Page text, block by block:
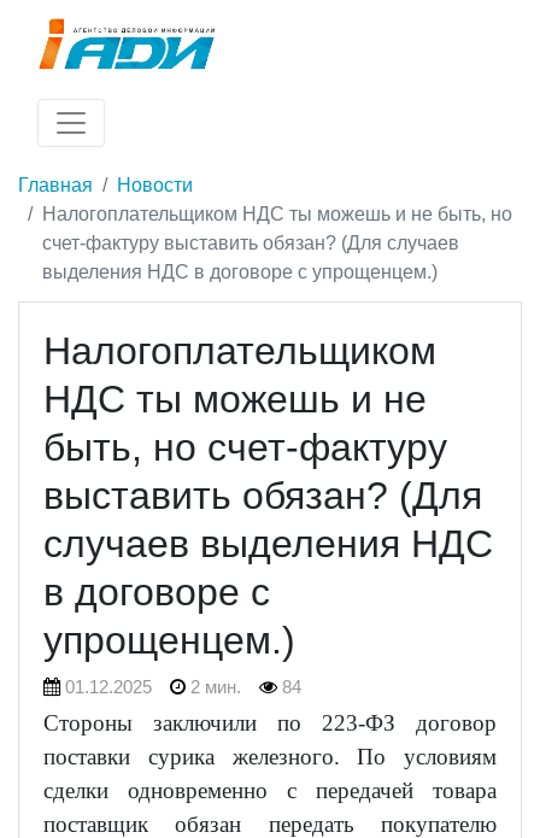
Главная
Новости
Налогоплательщиком НДС ты можешь и не быть, но
счет-фактуру выставить обязан? (Для случаев
выделения НДС в договоре с упрощенцем.)
Налогоплательщиком
НДС ты можешь и не
быть, но счет-фактуру
выставить обязан? (Для
случаев выделения НДС
в договоре с
упрощенцем.)
01.12.2025 2 мин. 84
Стороны заключили по 223-ФЗ договор
поставки сурика железного. По условиям
сделки одновременно с передачей товара
поставщик обязан передать покупателю